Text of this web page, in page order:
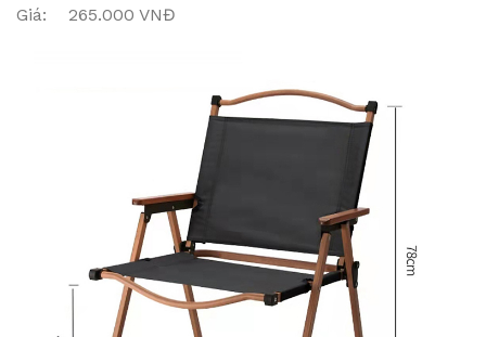
Giá: 265.000 VNĐ